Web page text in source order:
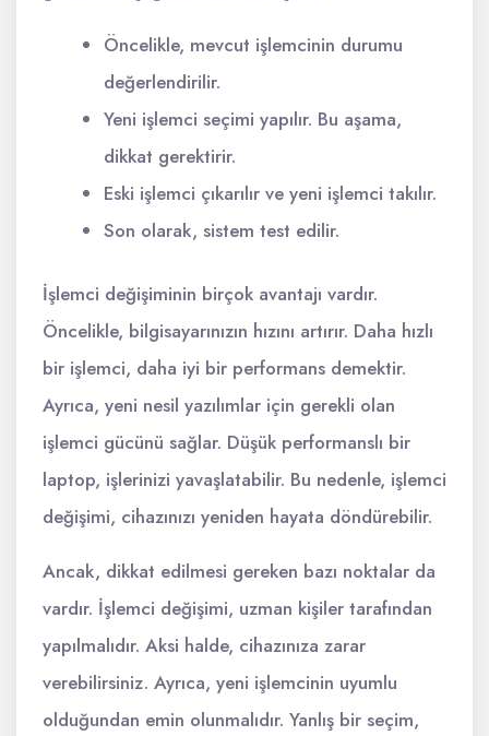
Öncelikle, mevcut işlemcinin durumu
değerlendirilir.
Yeni işlemci seçimi yapılır. Bu aşama,
dikkat gerektirir.
Eski işlemci çıkarılır ve yeni işlemci takılır.
Son olarak, sistem test edilir.
İşlemci değişiminin birçok avantajı vardır.
Öncelikle, bilgisayarınızın hızını artırır. Daha hızlı
bir işlemci, daha iyi bir performans demektir.
Ayrıca, yeni nesil yazılımlar için gerekli olan
işlemci gücünü sağlar. Düşük performanslı bir
laptop, işlerinizi yavaşlatabilir. Bu nedenle, işlemci
değişimi, cihazınızı yeniden hayata döndürebilir.
Ancak, dikkat edilmesi gereken bazı noktalar da
vardır. İşlemci değişimi, uzman kişiler tarafından
yapılmalıdır. Aksi halde, cihazınıza zarar
verebilirsiniz. Ayrıca, yeni işlemcinin uyumlu
olduğundan emin olunmalıdır. Yanlış bir seçim,